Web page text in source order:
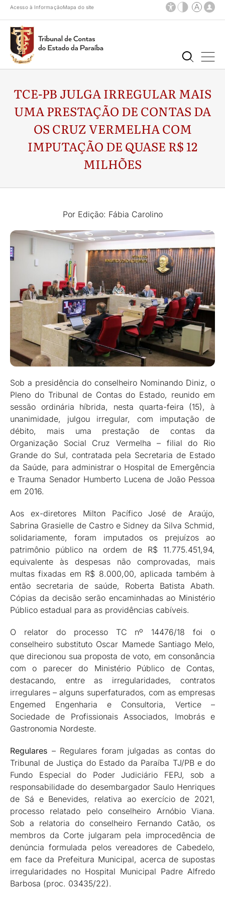
Acesso à InformaçãoMapa do site
TCE-PB JULGA IRREGULAR MAIS
UMA PRESTAÇÃO DE CONTAS DA
OS CRUZ VERMELHA COM
IMPUTAÇÃO DE QUASE R$ 12
MILHÕES
Por Edição: Fábia Carolino
Sob a presidência do conselheiro Nominando Diniz, o
Pleno do Tribunal de Contas do Estado, reunido em
sessão ordinária híbrida, nesta quarta-feira (15), à
unanimidade, julgou irregular, com imputação de
débito, mais uma prestação de contas da
Organização Social Cruz Vermelha – filial do Rio
Grande do Sul, contratada pela Secretaria de Estado
da Saúde, para administrar o Hospital de Emergência
e Trauma Senador Humberto Lucena de João Pessoa
em 2016.
Aos ex-diretores Milton Pacífico José de Araújo,
Sabrina Grasielle de Castro e Sidney da Silva Schmid,
solidariamente, foram imputados os prejuízos ao
patrimônio público na ordem de R$ 11.775.451,94,
equivalente às despesas não comprovadas, mais
multas fixadas em R$ 8.000,00, aplicada também à
então secretaria de saúde, Roberta Batista Abath.
Cópias da decisão serão encaminhadas ao Ministério
Público estadual para as providências cabíveis.
O relator do processo TC nº 14476/18 foi o
conselheiro substituto Oscar Mamede Santiago Melo,
que direcionou sua proposta de voto, em consonância
com o parecer do Ministério Público de Contas,
destacando, entre as irregularidades, contratos
irregulares – alguns superfaturados, com as empresas
Engemed Engenharia e Consultoria, Vertice –
Sociedade de Profissionais Associados, Imobrás e
Gastronomia Nordeste.
Regulares – Regulares foram julgadas as contas do
Tribunal de Justiça do Estado da Paraíba TJ/PB e do
Fundo Especial do Poder Judiciário FEPJ, sob a
responsabilidade do desembargador Saulo Henriques
de Sá e Benevides, relativa ao exercício de 2021,
processo relatado pelo conselheiro Arnóbio Viana.
Sob a relatoria do conselheiro Fernando Catão, os
membros da Corte julgaram pela improcedência de
denúncia formulada pelos vereadores de Cabedelo,
em face da Prefeitura Municipal, acerca de supostas
irregularidades no Hospital Municipal Padre Alfredo
Barbosa (proc. 03435/22).